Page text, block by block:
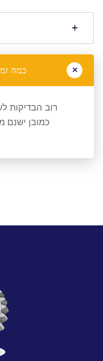
כמה
רוב הבדיקות
כמובן ישנם